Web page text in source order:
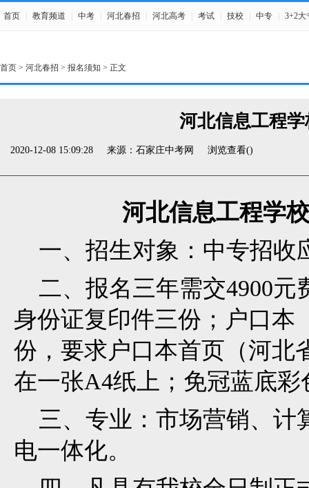
首页 教育频道 中考 河北春招 河北高考 考试 技校 中专 3+2大
首页 > 河北春招 > 报名须知 > 正文
河北信息工程
2020-12-08 15:09:28 来源： 石家庄中考网 浏览查看()
河北信息工程学
一、招生对象：中专招收
二、报名三年需交4900元
身份证复印件三份；户口本
份，要求户口本首页（河北
在一张A4纸上；免冠蓝底
三、专业：市场营销、计
电一体化。